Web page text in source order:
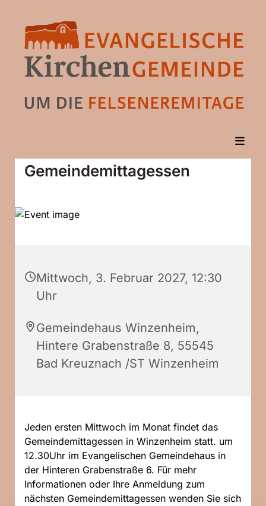
Gemeindemittagessen
Mittwoch, 3. Februar 2027, 12:30
Uhr
Gemeindehaus Winzenheim,
Hintere Grabenstraße 8, 55545
Bad Kreuznach /ST Winzenheim
Jeden ersten Mittwoch im Monat findet das
Gemeindemittagessen in Winzenheim statt. um
12.30Uhr im Evangelischen Gemeindehaus in
der Hinteren Grabenstraße 6. Für mehr
Informationen oder Ihre Anmeldung zum
nächsten Gemeindemittagessen wenden Sie sich